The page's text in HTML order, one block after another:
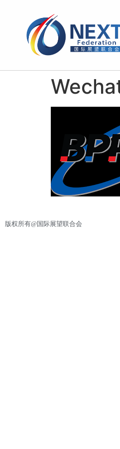
版权所有@国际展望联合会